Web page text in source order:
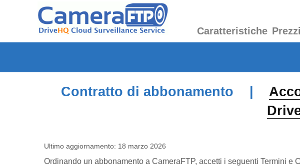
Caratteristiche Prezzi
Contratto di abbonamento |
Ultimo aggiornamento: 18 marzo 2026
Ordinando un abbonamento a CameraFTP, accetti i seguenti Termini e